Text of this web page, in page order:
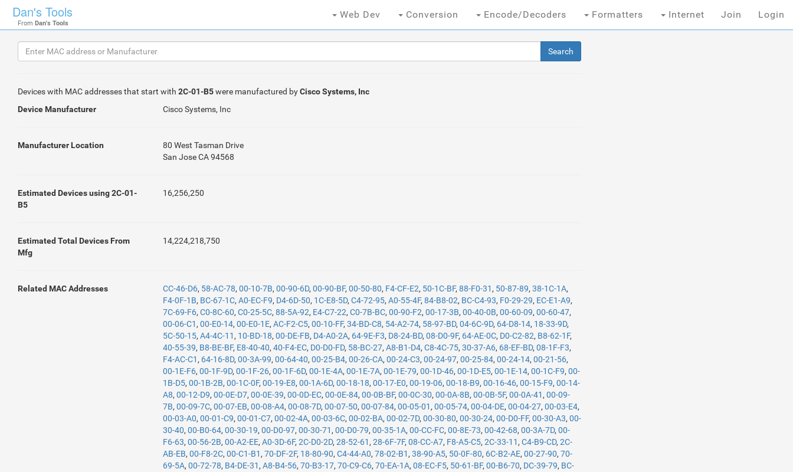
Dan's Tools
From Dan's Tools
Web Dev Conversion Encode/Decoders Formatters Internet Join Login
Devices with MAC addresses that start with 2C-01-B5were manufactured byCisco Systems, Inc
Device Manufacturer
Cisco Systems, Inc
Manufacturer Location
80 West Tasman Drive
San Jose CA 94568
Estimated Devices using 2C-01-
B5
16,256,250
Estimated Total Devices From
Mfg
14,224,218,750
Related MAC Addresses CC-46-D6, 58-AC-78,00-10-7B,00-90-6D,00-90-BF,00-50-80, F4-CF-E2, 50-1C-BF,88-F0-31 , 50-87-89,38-1C-1A,
F4-0F-1B, BC-67-1C,A0-EC-F9, D4-6D-50, 1C-E8-5D,C4-72-95,A0-55-4F,84-B8-02, BC-C4-93, F0-29-29, EC-E1-A9,
7C-69-F6,C0-8C-60,C0-25-5C,88-5A-92, E4-C7-22,C0-7B-BC,00-90-F2,00-17-3B,00-40-0B,00-60-09,00-60-47,
00-06-C1 ,00-E0-14,00-E0-1E,AC-F2-C5,00-10-FF,34-BD-C8, 54-A2-74, 58-97-BD,04-6C-9D, 64-D8-14, 18-33-9D,
5C-50-15,A4-4C-11 , 10-BD-18,00-DE-FB, D4-A0-2A, 64-9E-F3, D8-24-BD,08-D0-9F, 64-AE-0C, D0-C2-82, B8-62-1F,
40-55-39, B8-BE-BF, E8-40-40,40-F4-EC, D0-D0-FD, 58-BC-27,A8-B1-D4,C8-4C-75,30-37-A6, 68-EF-BD,08-1F-F3,
F4-AC-C1 , 64-16-8D,00-3A-99,00-64-40,00-25-B4,00-26-CA,00-24-C3,00-24-97,00-25-84,00-24-14,00-21-56,
00-1E-F6,00-1F-9D,00-1F-26,00-1F-6D,00-1E-4A,00-1E-7A,00-1E-79,00-1D-46,00-1D-E5,00-1E-14,00-1C-F9,00-
1B-D5,00-1B-2B,00-1C-0F,00-19-E8,00-1A-6D,00-18-18,00-17-E0,00-19-06,00-18-B9,00-16-46,00-15-F9,00-14-
A8,00-12-D9,00-0E-D7,00-0E-39,00-0D-EC,00-0E-84,00-0B-BF,00-0C-30,00-0A-8B,00-0B-5F,00-0A-41 ,00-09-
7B,00-09-7C,00-07-EB,00-08-A4,00-08-7D,00-07-50,00-07-84,00-05-01 ,00-05-74,00-04-DE,00-04-27,00-03-E4,
00-03-A0,00-01-C9,00-01-C7,00-02-4A,00-03-6C,00-02-BA,00-02-7D,00-30-80,00-30-24,00-D0-FF,00-30-A3,00-
30-40,00-B0-64,00-30-19,00-D0-97,00-30-71 ,00-D0-79,00-35-1A,00-CC-FC,00-8E-73,00-42-68,00-3A-7D,00-
F6-63,00-56-2B,00-A2-EE,A0-3D-6F,2C-D0-2D,28-52-61 ,28-6F-7F,08-CC-A7, F8-A5-C5,2C-33-11 ,C4-B9-CD,2C-
AB-EB,00-F8-2C,00-C1-B1 ,70-DF-2F, 18-80-90,C4-44-A0,78-02-B1 ,38-90-A5, 50-0F-80, 6C-B2-AE,00-27-90,70-
69-5A,00-72-78, B4-DE-31 ,A8-B4-56,70-B3-17,70-C9-C6,70-EA-1A,08-EC-F5, 50-61-BF,00-B6-70, DC-39-79, BC-